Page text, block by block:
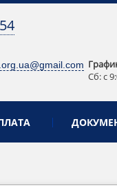
Сб: c